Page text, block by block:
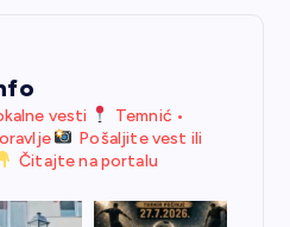
vesti
Temnić •
Pošaljite vest ili
Čitajte na portalu